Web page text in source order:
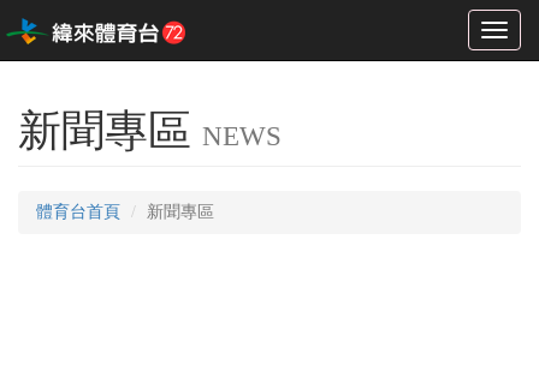
Toggle
新聞專區 NEWS
體育台首頁 新聞專區